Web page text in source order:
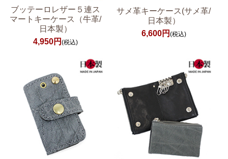
ブッテーロレザー５連ス
マートキーケース（牛革/
日本製）
4,950円(税込)
サメ革キーケース(サメ革/
日本製）
6,600円 (税込)